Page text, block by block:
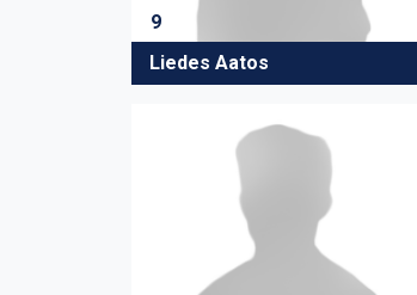
9
Liedes Aatos